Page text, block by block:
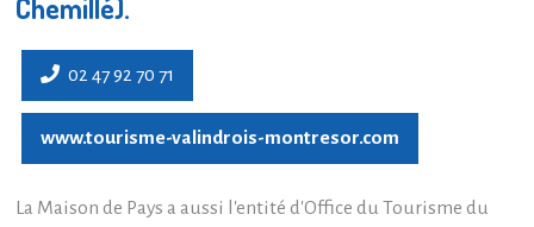
Chemillé).
02 47 92 70 71
www.tourisme-valindrois-montresor.com
La Maison de Pays a aussi l'entité d'Office du Tourisme du